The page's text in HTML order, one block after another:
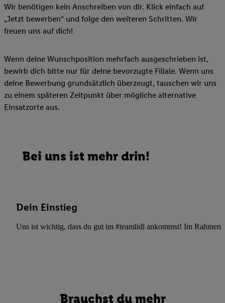
Wir benötigen kein Anschreiben von dir. Klick einfach auf
„Jetzt bewerben“ und folge den weiteren Schritten. Wir
freuen uns auf dich!
Wenn deine Wunschposition mehrfach ausgeschrieben ist,
bewirb dich bitte nur für deine bevorzugte Filiale. Wenn uns
deine Bewerbung grundsätzlich überzeugt, tauschen wir uns
zu einem späteren Zeitpunkt über mögliche alternative
Einsatzorte aus.
Bei uns ist mehr drin!
Dein Einstieg
Uns ist wichtig, dass du gut im #teamlidl ankommst! Im Rahmen
Brauchst du mehr